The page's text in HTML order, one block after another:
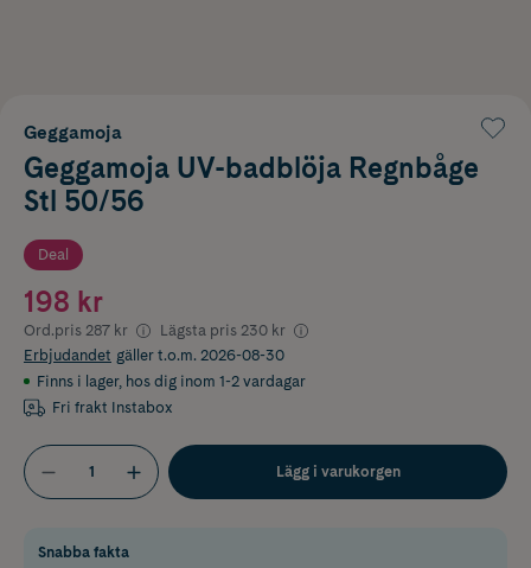
Geggamoja
Geggamoja UV-badblöja Regnbåge
Stl 50/56
Deal
198 kr
Ord.pris 287 kr Lägsta pris 230 kr
Erbjudandet gäller t.o.m. 2026-08-30
Finns i lager, hos dig inom 1-2 vardagar
Fri frakt Instabox
Lägg i varukorgen
Snabba fakta